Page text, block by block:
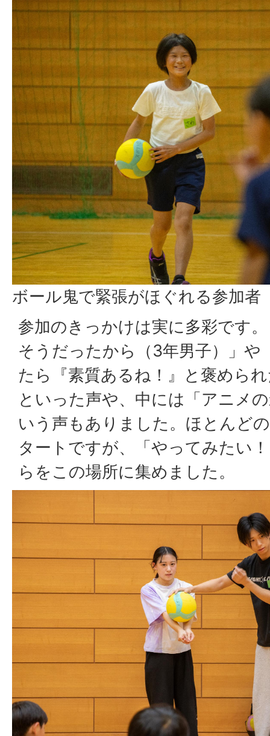
ボール鬼で緊張がほぐれる参加者
参加のきっかけは実に多彩です
そうだったから（3年男子）」や
たら『素質あるね！』と褒めら
といった声や、中には「アニメ
いう声もありました。ほとんど
タートですが、「やってみたい
らをこの場所に集めました。